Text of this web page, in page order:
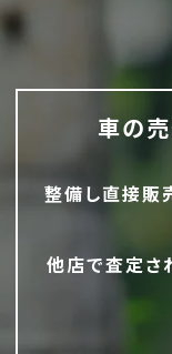
車の
整備し直接販
他店で査定さ